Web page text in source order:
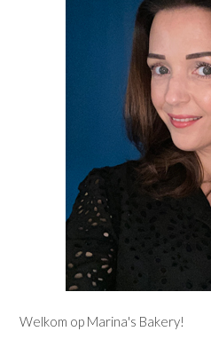
Welkom op Marina's Bakery!